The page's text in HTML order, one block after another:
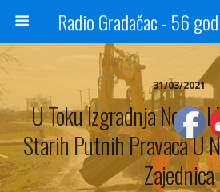
31/03/2021
U Toku Izgradnja Novih
Starih Putnih Pravaca U
Zajednica